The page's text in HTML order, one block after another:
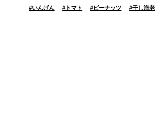
#いんげん # トマト #ピーナッツ #干し海老